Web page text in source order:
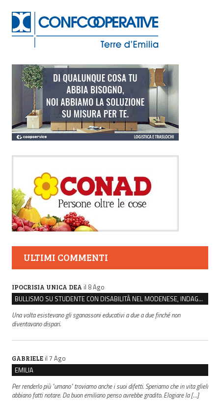
ULTIMI COMMENTI
IPOCRISIA UNICA DEA il 8 Ago
BULLISMO SU STUDENTE CON DISABILITÀ NEL MODENESE, INDAGATI DUE RAGAZZI DI 16 ANNI
Una volta esistevano gli sganassoni educativi a due a due finché non
diventavano dispari.
GABRIELE il 7 Ago
EMILIA
Per renderlo più "umano" troviamo anche i suoi difetti. Speriamo che in vita glieli
abbiano fatti notare. Da buon emiliano penso avrebbe gradito. Elogiare la […]